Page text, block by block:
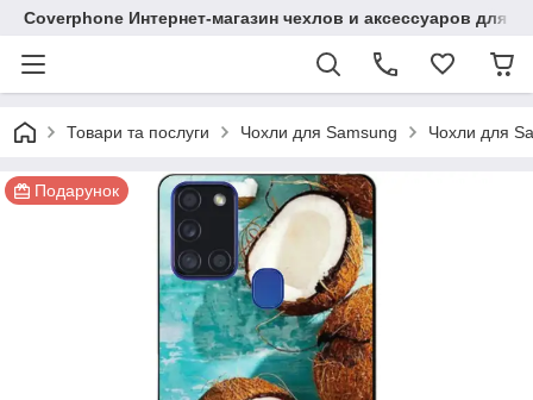
Coverphone Интернет-магазин чехлов и аксессуаров для
Товари та послуги Чохли для Samsung Чохли для
Подарунок